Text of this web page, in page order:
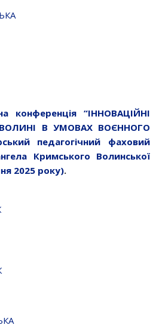
конференція “ІННОВАЦІЙНІ
В УМОВАХ ВОЄННОГО
педагогічний фаховий
Кримського Волинської
2025 року).